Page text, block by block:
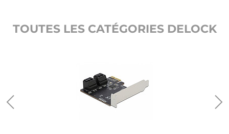
TOUTES LES CATÉGORIES DELOCK